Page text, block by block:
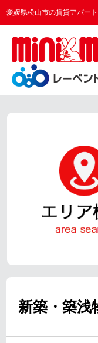
愛媛県松山市の賃貸アパー
新築・築浅